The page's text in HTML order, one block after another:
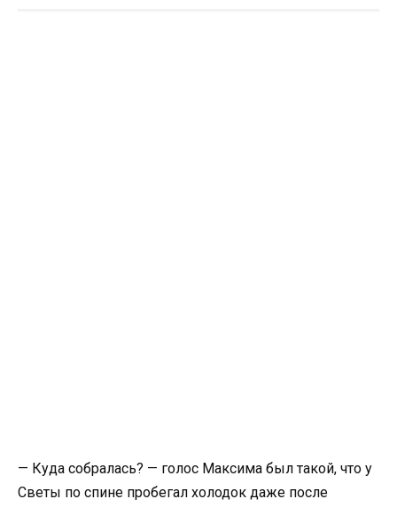
— Куда собралась? — голос Максима был такой, что у
Светы по спине пробегал холодок даже после